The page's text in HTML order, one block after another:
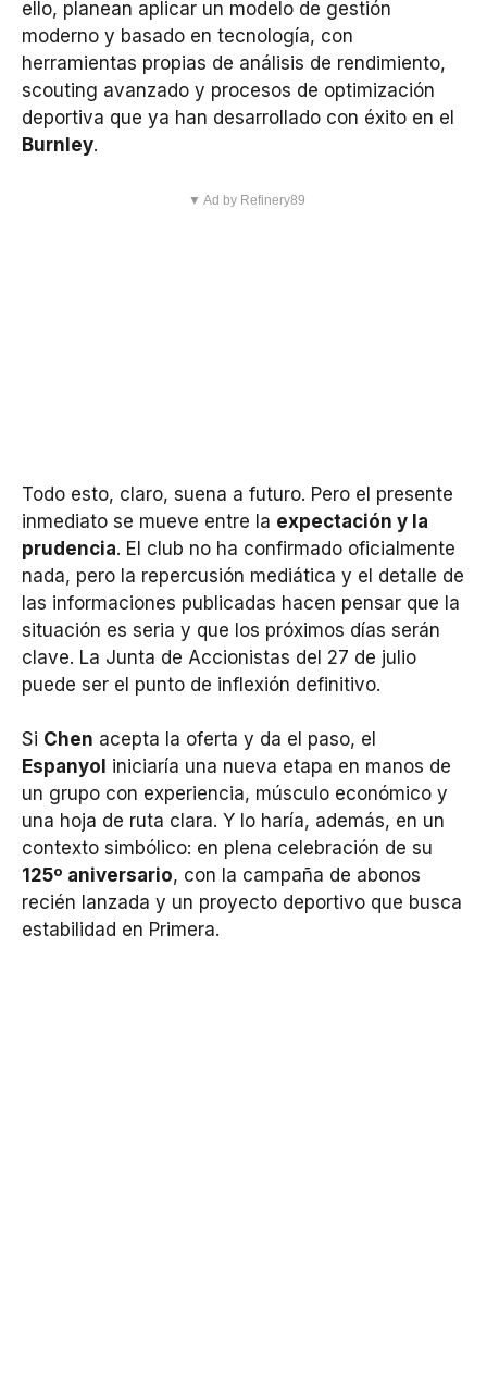
ello, planean aplicar un modelo de gestión
moderno y basado en tecnología, con
herramientas propias de análisis de rendimiento,
scouting avanzado y procesos de optimización
deportiva que ya han desarrollado con éxito en el
Burnley.
▼ Ad by Refinery89
Todo esto, claro, suena a futuro. Pero el presente
inmediato se mueve entre la expectación y la
prudencia. El club no ha confirmado oficialmente
nada, pero la repercusión mediática y el detalle de
las informaciones publicadas hacen pensar que la
situación es seria y que los próximos días serán
clave. La Junta de Accionistas del 27 de julio
puede ser el punto de inflexión definitivo.
Si Chen acepta la oferta y da el paso, el
Espanyol iniciaría una nueva etapa en manos de
un grupo con experiencia, músculo económico y
una hoja de ruta clara. Y lo haría, además, en un
contexto simbólico: en plena celebración de su
125º aniversario, con la campaña de abonos
recién lanzada y un proyecto deportivo que busca
estabilidad en Primera.